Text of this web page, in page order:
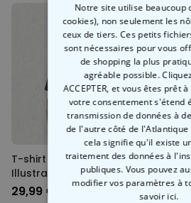
T-shirt personnalisé
Illustration vacances
29,99 €
Notre site utilise beaucoup
cookies), non seulement les
ceux de tiers. Ces petits
sont nécessaires pour vous
de shopping la plus
agréable possible.
ACCEPTER, et vous êtes prêt
votre consentement s'étend
transmission de données à
de l'autre côté de l'Atlantique
cela signifie qu'il existe
traitement des données à
publiques. Vous pouvez
modifier vos paramètres à
savoir ici.